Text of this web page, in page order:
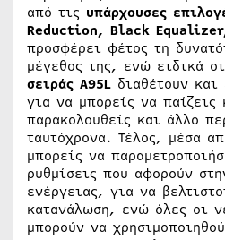
από τις υπάρχουσες
Reduction, Black
προσφέρει φέτος τη
μέγεθος της, ενώ ειδικά
σειράς A95L διαθέτουν και
για να μπορείς να παίζεις
παρακολουθείς και άλλο
ταυτόχρονα. Τέλος, μέσα
μπορείς να
ρυθμίσεις που αφορούν
ενέργειας, για να
κατανάλωση, ενώ όλες οι
μπορούν να